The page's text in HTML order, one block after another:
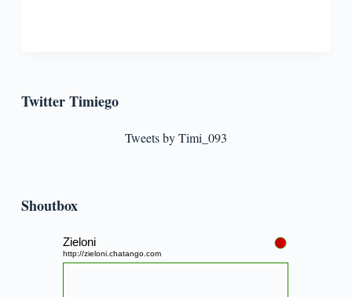
Twitter Timiego
Tweets by Timi_093
Shoutbox